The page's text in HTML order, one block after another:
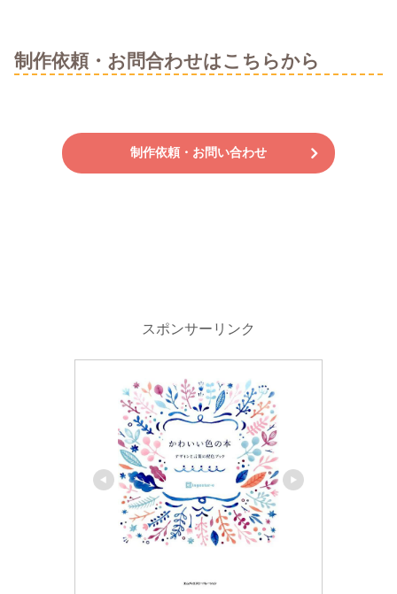
制作依頼・お問合わせはこちらから
制作依頼・お問い合わせ
スポンサーリンク